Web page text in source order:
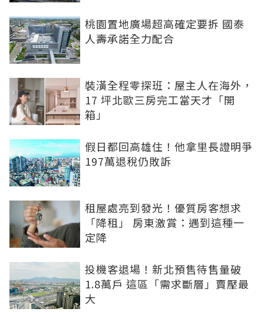
桃園置地廣場超高確定要拆 國泰
人壽承諾全力配合
裝潢全程零探班：屋主人在海外，
17 坪北歐三房完工當天才「開
箱」
假日都回高雄住！他拿里長證明爭
197萬退稅仍敗訴
租屋處亮到發光！優質房客想求
「降租」 房東激賞：遇到這種一
定降
投機客退場！新北預售待售量破
1.8萬戶 這區「需求斷層」賣壓最
大